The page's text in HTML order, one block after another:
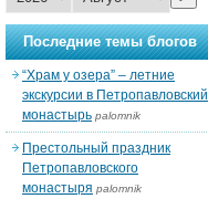
Последние темы блогов
“Храм у озера” – летние
экскурсии в Петропавловский
монастырь palomnik
Престольный праздник
Петропавловского
монастыря palomnik